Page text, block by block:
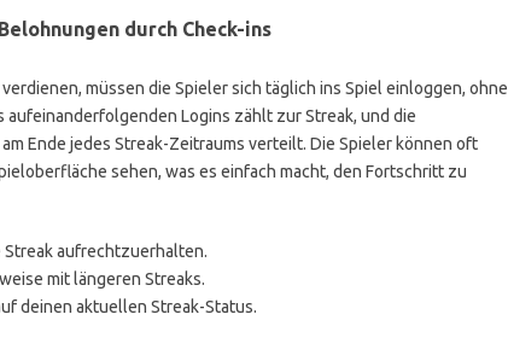
durch Check-ins
müssen die Spieler sich täglich ins Spiel einloggen, ohne
aufeinanderfolgenden Logins zählt zur Streak, und die
Ende jedes Streak-Zeitraums verteilt. Die Spieler können oft
sehen, was es einfach macht, den Fortschritt zu
Streak aufrechtzuerhalten.
mit längeren Streaks.
deinen aktuellen Streak-Status.